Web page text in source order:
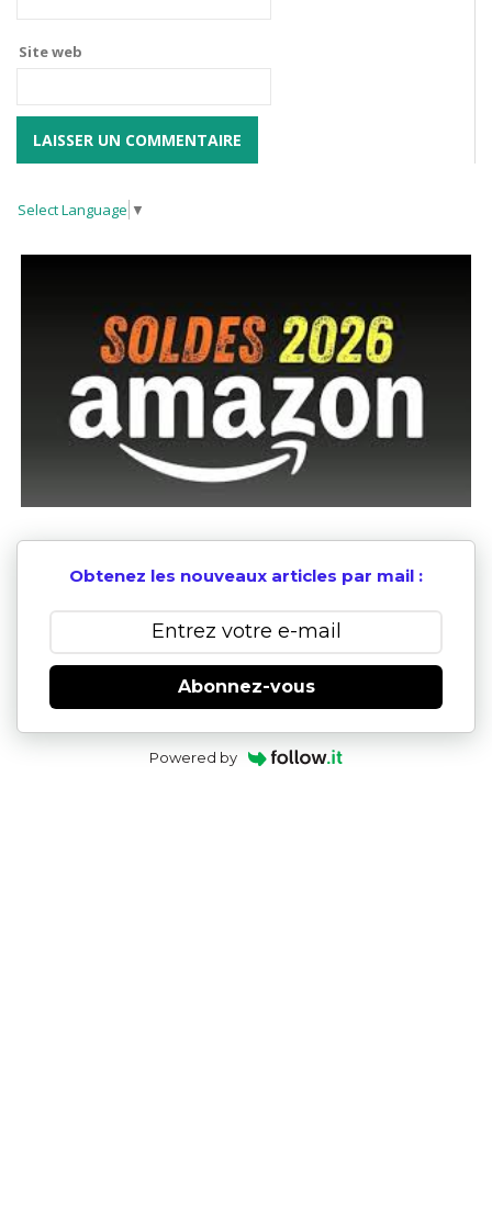
Site web
Select Language ▼
Obtenez les nouveaux articles par mail :
Abonnez-vous
Powered by